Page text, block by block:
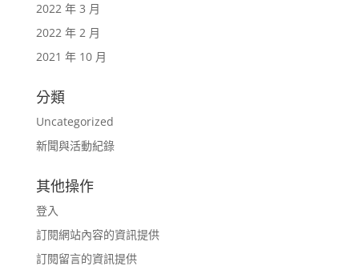
2022 年 3 月
2022 年 2 月
2021 年 10 月
分類
Uncategorized
新聞與活動紀錄
其他操作
登入
訂閱網站內容的資訊提供
訂閱留言的資訊提供